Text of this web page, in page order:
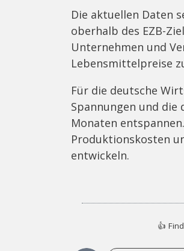
Die aktuellen Daten
oberhalb des EZB-
Unternehmen und
Lebensmittelpreise
Für die deutsche
Spannungen und
Monaten
Produktionskosten
entwickeln.
👍